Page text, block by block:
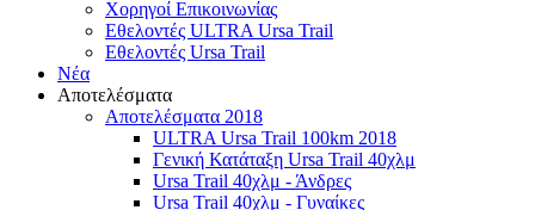
Χορηγοί Επικοινωνίας
Εθελοντές ULTRA Ursa Trail
Εθελοντές Ursa Trail
Νέα
Αποτελέσματα
Αποτελέσματα 2018
ULTRA Ursa Trail 100km 2018
Γενική Κατάταξη Ursa Trail 40χλμ
Ursa Trail 40χλμ - Άνδρες
Ursa Trail 40χλμ - Γυναίκες